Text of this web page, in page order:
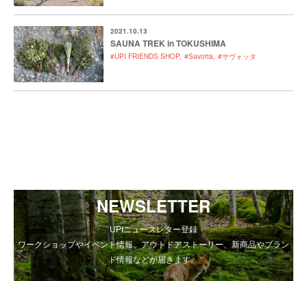
2021.10.13
SAUNA TREK in TOKUSHIMA
#UPI FRIENDS SHOP #Savotta #サヴォッタ
NEWSLETTER
UPIニュースレター登録
ワークショップやイベント情報、アウトドアストーリー、新商品やブラン
ド情報などが届きます。